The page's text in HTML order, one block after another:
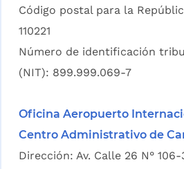
Código postal para la
110221
Número de identificación
(NIT): 899.999.069-7
Oficina Aeropuerto
Centro Administrativo de
Dirección: Av. Calle 26 N°